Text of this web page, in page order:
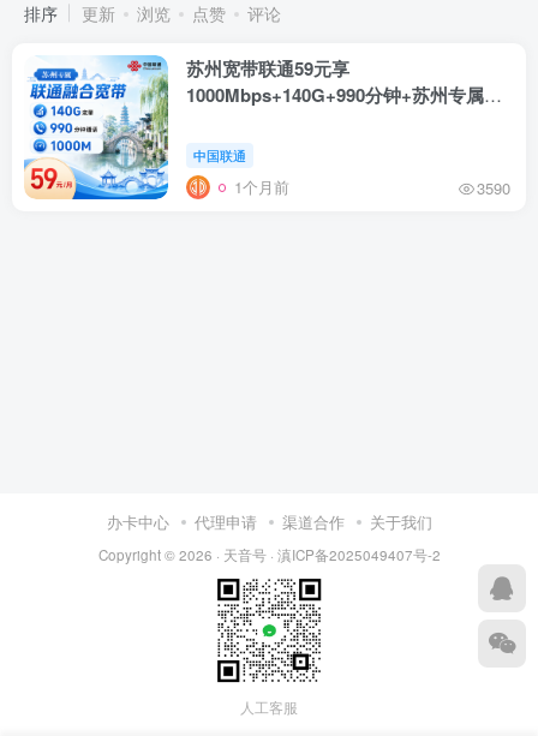
排序 更新 浏览 点赞 评论
苏州宽带联通59元享
1000Mbps+140G+990分钟+苏州专属融
中国联通
1个月前 3590
办卡中心 代理申请 渠道合作 关于我们
Copyright © 2026 · 天音号· 滇ICP备2025049407号-2
人工客服